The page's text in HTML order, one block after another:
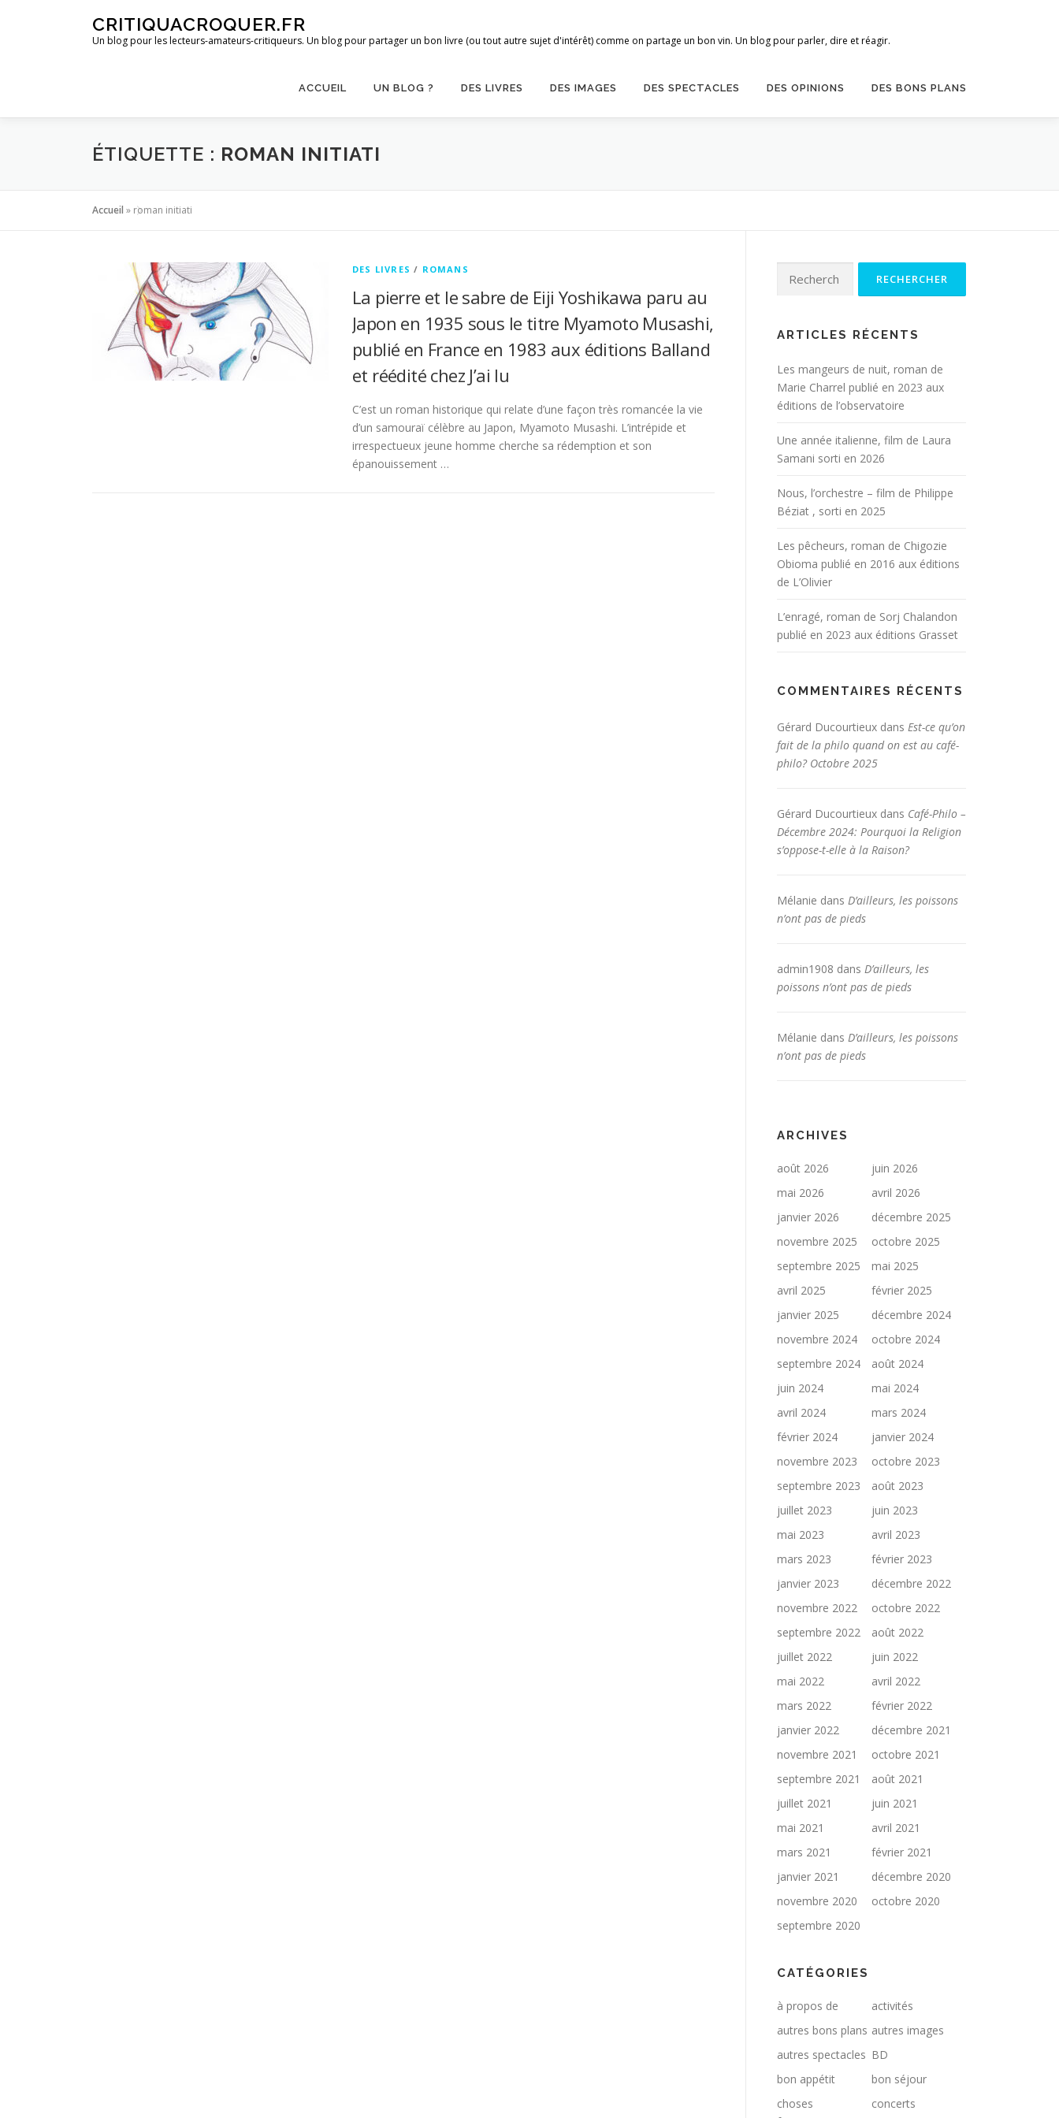
CRITIQUACROQUER.FR
Un blog pour les lecteurs-amateurs-critiqueurs. Un blog pour partager un bon livre (ou tout autre sujet d'intérêt) comme on partage un bon vin. Un blog pour parler, dire et réagir.
ACCUEIL UN BLOG ? DES LIVRES DES IMAGES DES SPECTACLES DES OPINIONS DES BONS PLANS
ÉTIQUETTE : ROMAN INITIATI
Accueil » roman initiati
DES LIVRES / ROMANS
La pierre et le sabre de Eiji Yoshikawa paru au
Japon en 1935 sous le titre Myamoto Musashi,
publié en France en 1983 aux éditions Balland
et réédité chez J’ai lu
C’est un roman historique qui relate d’une façon très romancée la vie
d’un samouraï célèbre au Japon, Myamoto Musashi. L’intrépide et
irrespectueux jeune homme cherche sa rédemption et son
épanouissement …
ARTICLES RÉCENTS
Les mangeurs de nuit, roman de
Marie Charrel publié en 2023 aux
éditions de l’observatoire
Une année italienne, film de Laura
Samani sorti en 2026
Nous, l’orchestre – film de Philippe
Béziat , sorti en 2025
Les pêcheurs, roman de Chigozie
Obioma publié en 2016 aux éditions
de L’Olivier
L’enragé, roman de Sorj Chalandon
publié en 2023 aux éditions Grasset
COMMENTAIRES RÉCENTS
Gérard Ducourtieux dans Est-ce qu’on
fait de la philo quand on est au café-
philo? Octobre 2025
Gérard Ducourtieux dans Café-Philo –
Décembre 2024: Pourquoi la Religion
s’oppose-t-elle à la Raison?
Mélanie dans D’ailleurs, les poissons
n’ont pas de pieds
admin1908 dans D’ailleurs, les
poissons n’ont pas de pieds
Mélanie dans D’ailleurs, les poissons
n’ont pas de pieds
ARCHIVES
août 2026
juin 2026
mai 2026
avril 2026
janvier 2026
décembre 2025
novembre 2025
octobre 2025
septembre 2025
mai 2025
avril 2025
février 2025
janvier 2025
décembre 2024
novembre 2024
octobre 2024
septembre 2024
août 2024
juin 2024
mai 2024
avril 2024
mars 2024
février 2024
janvier 2024
novembre 2023
octobre 2023
septembre 2023
août 2023
juillet 2023
juin 2023
mai 2023
avril 2023
mars 2023
février 2023
janvier 2023
décembre 2022
novembre 2022
octobre 2022
septembre 2022
août 2022
juillet 2022
juin 2022
mai 2022
avril 2022
mars 2022
février 2022
janvier 2022
décembre 2021
novembre 2021
octobre 2021
septembre 2021
août 2021
juillet 2021
juin 2021
mai 2021
avril 2021
mars 2021
février 2021
janvier 2021
décembre 2020
novembre 2020
octobre 2020
septembre 2020
CATÉGORIES
à propos de
activités
autres bons plans autres images
autres spectacles BD
bon appétit
bon séjour
choses
concerts